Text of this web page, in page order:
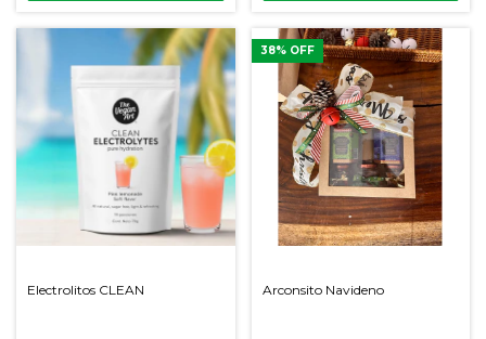
Electrolitos CLEAN
38% OFF
Arconsito Navideno